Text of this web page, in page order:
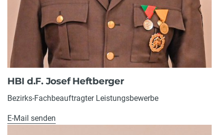
HBI d.F. Josef Heftberger
Bezirks-Fachbeauftragter Leistungsbewerbe
E-Mail senden